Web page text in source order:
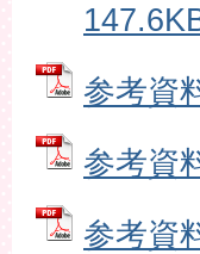
参考資
参考資
参考資